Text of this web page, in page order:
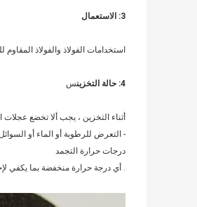
3: الاستعمال
استخدامات الفولاذ والفولاذ
4: حالة التخزين س
أثناء التخزين ، يجب ألا تخضع
- التعرض للرطوبة أو الماء أو
درجات حرارة التجمد
. أي درجة حرارة منخفضة بما يكفي